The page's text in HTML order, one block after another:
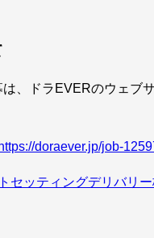
は、ドラEVERのウェブ
https://doraever.jp/job-
セッティングデリバリ